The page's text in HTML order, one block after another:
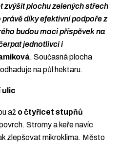
zvýšit plochu zelených střech
právě díky efektivní podpoře z
budou moci příspěvek na
jednotlivci i
. Současná plocha
na půl hektaru.
až o čtyřicet stupňů
Stromy a keře navíc
zlepšovat mikroklima. Město